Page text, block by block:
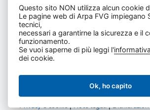
Agenzia regionale per la protezione
Friuli Venezia Giulia
C.F. e P. IVA 02096520305
Tel 0432 1918111
Privacy e cookie|Note legali|
Questo sito NON utilizza alcun cookie
Le pagine web di Arpa FVG impiegano
tecnici,
necessari a garantirne la sicurezza e il
funzionamento.
Se vuoi saperne di più leggi l'
dei cookie.
Ok, ho capito